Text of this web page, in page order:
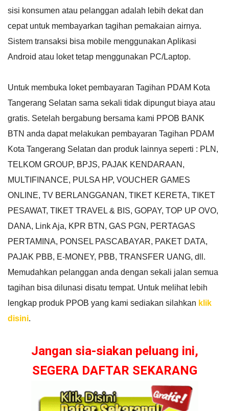
sisi konsumen atau pelanggan adalah lebih dekat dan
cepat untuk membayarkan tagihan pemakaian airnya.
Sistem transaksi bisa mobile menggunakan Aplikasi
Android atau loket tetap menggunakan PC/Laptop.
Untuk membuka loket pembayaran Tagihan PDAM Kota
Tangerang Selatan sama sekali tidak dipungut biaya atau
gratis. Setelah bergabung bersama kami PPOB BANK
BTN anda dapat melakukan pembayaran Tagihan PDAM
Kota Tangerang Selatan dan produk lainnya seperti : PLN,
TELKOM GROUP, BPJS, PAJAK KENDARAAN,
MULTIFINANCE, PULSA HP, VOUCHER GAMES
ONLINE, TV BERLANGGANAN, TIKET KERETA, TIKET
PESAWAT, TIKET TRAVEL & BIS, GOPAY, TOP UP OVO,
DANA, Link Aja, KPR BTN, GAS PGN, PERTAGAS
PERTAMINA, PONSEL PASCABAYAR, PAKET DATA,
PAJAK PBB, E-MONEY, PBB, TRANSFER UANG, dll.
Memudahkan pelanggan anda dengan sekali jalan semua
tagihan bisa dilunasi disatu tempat. Untuk melihat lebih
lengkap produk PPOB yang kami sediakan silahkan klik
disini.
Jangan sia-siakan peluang ini,
SEGERA DAFTAR SEKARANG